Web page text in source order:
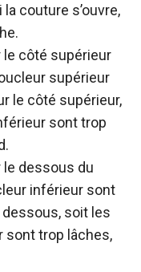
couture s’ouvre,
côté supérieur
supérieur
le côté supérieur,
sont trop
dessous du
inférieur sont
soit les
sont trop lâches,